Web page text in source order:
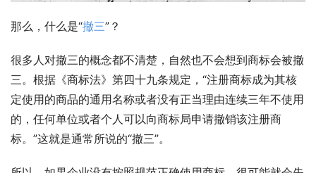
那么，什么是“撤三”？
很多人对撤三的概念都不清楚，自然也不会想到商标会被撤
三。根据《商标法》第四十九条规定，“注册商标成为其核
定使用的商品的通用名称或者没有正当理由连续三年不使用
的，任何单位或者个人可以向商标局申请撤销该注册商
标。”这就是通常所说的“撤三”。